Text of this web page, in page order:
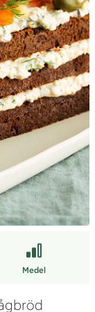
Medel